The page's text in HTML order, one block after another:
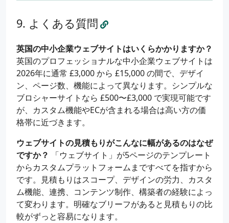
よくある質問
英国の中小企業ウェブサイトはいくらかかりますか？
英国のプロフェッショナルな中小企業ウェブサイトは
2026年に通常 £3,000 から £15,000 の間で、デザイ
ン、ページ数、機能によって異なります。シンプルな
ブロシャーサイトなら £500〜£3,000 で実現可能です
が、カスタム機能やECが含まれる場合は高い方の価
格帯に近づきます。
ウェブサイトの見積もりがこんなに幅があるのはなぜ
ですか？
「ウェブサイト」が5ページのテンプレート
からカスタムプラットフォームまですべてを指すから
です。見積もりはスコープ、デザインの労力、カスタ
ム機能、連携、コンテンツ制作、構築者の経験によっ
て変わります。明確なブリーフがあると見積もりの比
較がずっと容易になります。